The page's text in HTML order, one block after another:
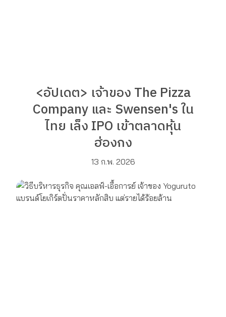
<อัปเดต> เจ้าของ The Pizza
Company และ Swensen's ใน
ไทย เล็ง IPO เข้าตลาดหุ้น
ฮ่องกง
13 ก.พ. 2026